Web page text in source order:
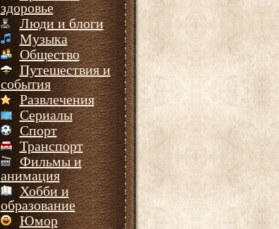
здоровье
Люди и блоги
Музыка
Общество
Путешествия и
события
Развлечения
Сериалы
Спорт
Транспорт
Фильмы и
анимация
Хобби и
образование
Юмор